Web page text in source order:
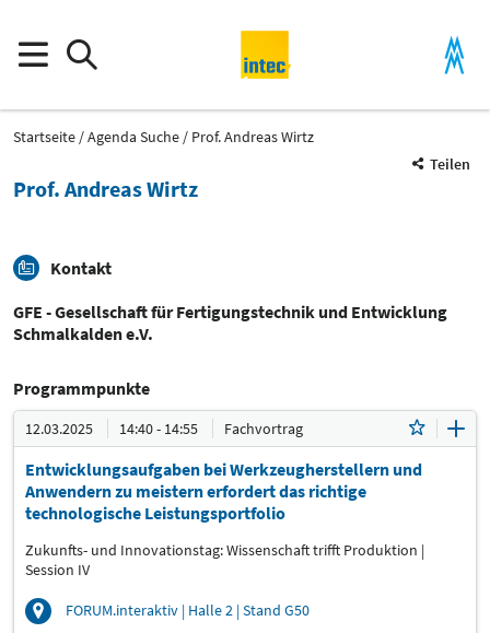
Startseite Agenda Suche
Prof. Andreas Wirtz
Teilen
Prof. Andreas Wirtz
Kontakt
GFE - Gesellschaft für Fertigungstechnik und Entwicklung
Schmalkalden e.V.
Programmpunkte
12.03.2025 14:40 - 14:55 Fachvortrag
Entwicklungsaufgaben bei Werkzeugherstellern und
Anwendern zu meistern erfordert das richtige
technologische Leistungsportfolio
Zukunfts- und Innovationstag: Wissenschaft trifft Produktion |
Session IV
FORUM.interaktiv | Halle 2 | Stand G50